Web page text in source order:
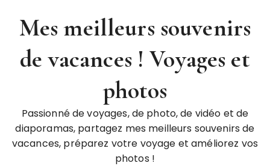
Mes meilleurs souvenirs
de vacances ! Voyages et
photos
Passionné de voyages, de photo, de vidéo et de
diaporamas, partagez mes meilleurs souvenirs de
vacances, préparez votre voyage et améliorez vos
photos !